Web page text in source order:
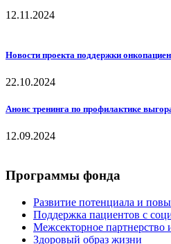
12.11.2024
Новости проекта поддержки
22.10.2024
Анонс тренинга по профилактике
12.09.2024
Программы фонда
Развитие потенциала и
Поддержка пациентов с
Межсекторное партнерство
Здоровый образ жизни